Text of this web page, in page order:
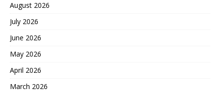
August 2026
July 2026
June 2026
May 2026
April 2026
March 2026